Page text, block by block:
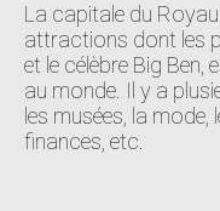
La capitale du
attractions dont les
et le célèbre Big Ben,
au monde. Il y a
les musées, la mode,
finances, etc.